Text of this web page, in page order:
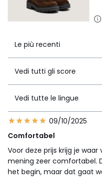
Le più recenti
Vedi tutti gli score
Vedi tutte le lingue
09/10/2025
Comfortabel
Voor deze prijs krijg je
mening zeer comfortabel.
het begin, maar dat gaat